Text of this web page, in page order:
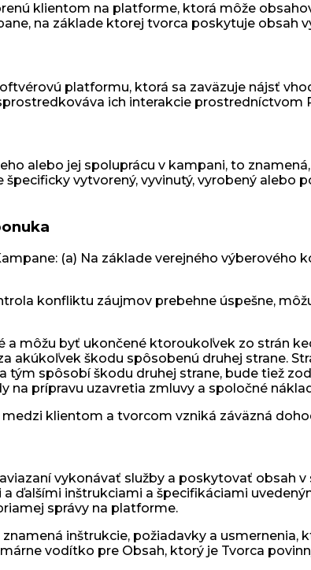
klientom na platforme, ktorá môže
na základe ktorej tvorca poskytuje obsah
platformu, ktorá sa zaväzuje nájsť
ich interakcie prostredníctvom
alebo jej spoluprácu v kampani, to
vytvorený, vyvinutý, vyrobený
(a) Na základe verejného výberového
konfliktu záujmov prebehne úspešne,
a môžu byť ukončené ktoroukoľvek zo strán
akúkoľvek škodu spôsobenú druhej strane.
spôsobí škodu druhej strane, bude tiež
na prípravu uzavretia zmluvy a spoločné
klientom a tvorcom vzniká záväzná
vykonávať služby a poskytovať obsah
ďalšími inštrukciami a špecifikáciami
správy na platforme.
inštrukcie, požiadavky a
vodítko pre Obsah, ktorý je Tvorca